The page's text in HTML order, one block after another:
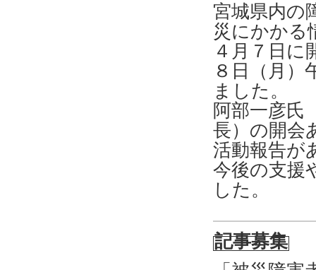
宮城県内の
災にかかる
４月７日に
８日（月）
ました。
阿部一彦氏
長）の開会
活動報告が
今後の支援
した。
記事募集